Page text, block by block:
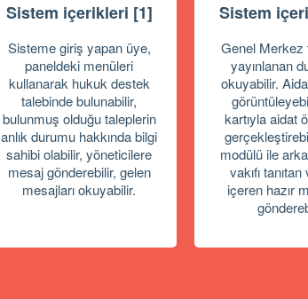
Sistem içerikleri [1]
Sisteme giriş yapan üye,
paneldeki menüleri
kullanarak hukuk destek
talebinde bulunabilir,
bulunmuş olduğu taleplerin
anlık durumu hakkında bilgi
sahibi olabilir, yöneticilere
mesaj gönderebilir, gelen
mesajları okuyabilir.
Sistem
Genel Merkez
yayınlanan
okuyabilir.
kartıyla aidat
modülü ile
vakıfı
içeren hazır